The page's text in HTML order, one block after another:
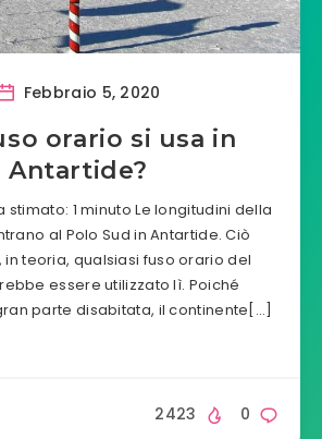
Febbraio 5, 2020
orario si usa in
Antartide?
stimato: 1 minuto Le longitudini della
al Polo Sud in Antartide. Ciò
in teoria, qualsiasi fuso orario del
essere utilizzato lì. Poiché
parte disabitata, il continente[…]
0
2423